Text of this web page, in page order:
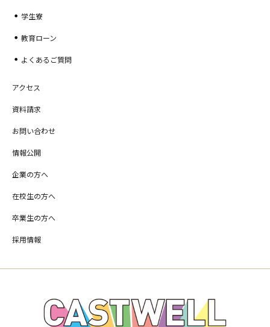
学生寮
教育ローン
よくあるご質問
アクセス
資料請求
お問い合わせ
情報公開
企業の方へ
在校生の方へ
卒業生の方へ
採用情報